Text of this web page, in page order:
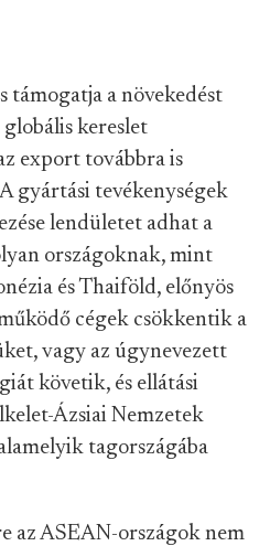
támogatja a növekedést
kereslet
export továbbra is
gyártási tevékenységek
lendületet adhat a
országoknak, mint
és Thaiföld, előnyös
cégek csökkentik a
vagy az úgynevezett
követik, és ellátási
Ázsiai Nemzetek
tagországába
az ASEAN-országok nem